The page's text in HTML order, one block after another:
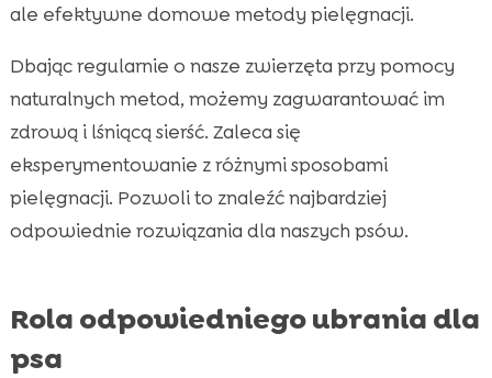
ale efektywne domowe metody pielęgnacji.
Dbając regularnie o nasze zwierzęta przy pomocy
naturalnych metod, możemy zagwarantować im
zdrową i lśniącą sierść. Zaleca się
eksperymentowanie z różnymi sposobami
pielęgnacji. Pozwoli to znaleźć najbardziej
odpowiednie rozwiązania dla naszych psów.
Rola odpowiedniego ubrania dla
psa